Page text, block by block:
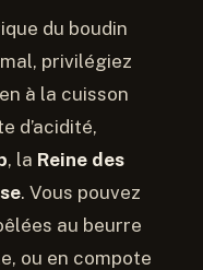
du boudin
privilégiez
à la cuisson
d’acidité,
, la Reine des
. Vous pouvez
au beurre
ou en compote